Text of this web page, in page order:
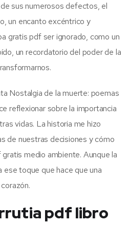
sus numerosos defectos, el
un encanto excéntrico y
gratis pdf ser ignorado, como un
un recordatorio del poder de la
Nostalgia de la muerte: poemas
reflexionar sobre la importancia
vidas. La historia me hizo
de nuestras decisiones y cómo
medio ambiente. Aunque la
toque que hace que una
pdf libro